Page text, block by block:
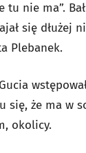
tu nie ma”.
się dłużej
Plebanek.
się, że ma w
okolicy.